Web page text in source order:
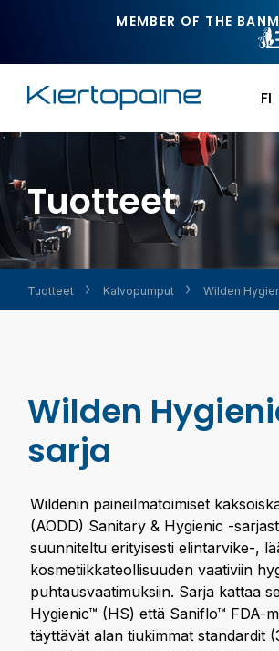
MEMBER OF THE
FI
Tuotteet
Tuotteet Kalvopumput Wilden
Wilden
sarja
Wildenin paineilmatoimiset
(AODD) Sanitary & Hygienic -
suunniteltu erityisesti elintarvike-,
kosmetiikkateollisuuden vaativiin
puhtausvaatimuksiin. Sarja kattaa
Hygienic™ (HS) että Saniflo™ FDA-
täyttävät alan tiukimmat standardit